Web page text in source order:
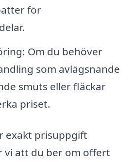
för
Om du behöver
som avlägsnande
smuts eller fläckar
priset.
exakt prisuppgift
vi att du ber om offert